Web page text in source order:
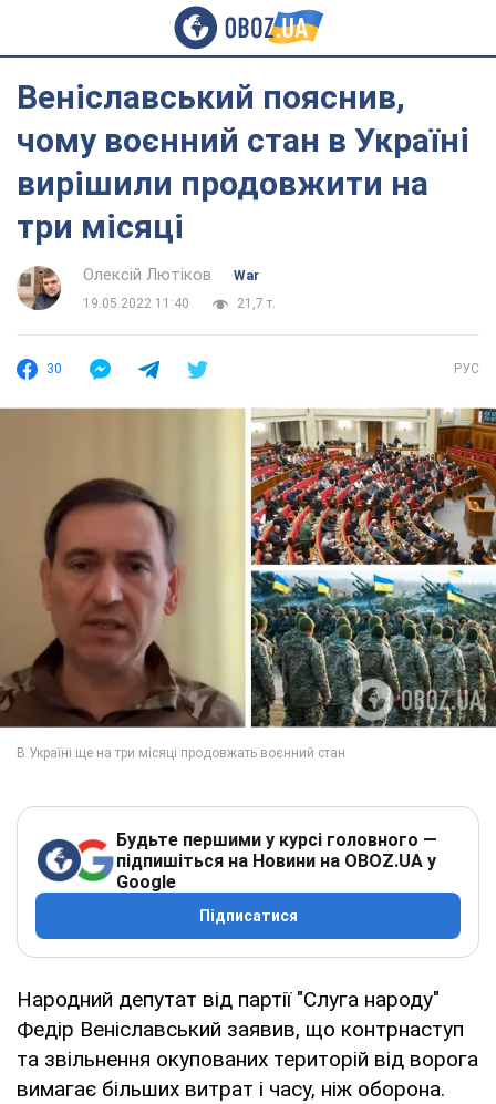
Веніславський пояснив,
чому воєнний стан в Україні
вирішили продовжити на
три місяці
Олексій Лютіков
War
19.05.2022 11:40
21,7 т.
30 РУС
Будьте першими у курсі головного —
підпишіться на Новини на OBOZ.UA у
Google
Підписатися
Народний депутат від партії "Слуга народу"
Федір Веніславський заявив, що контрнаступ
та звільнення окупованих територій від ворога
вимагає більших витрат і часу, ніж оборона.